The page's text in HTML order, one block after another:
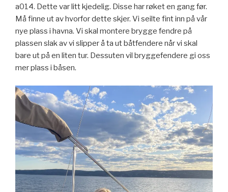
a014. Dette var litt kjedelig. Disse har røket en gang før.
Må finne ut av hvorfor dette skjer. Vi seilte fint inn på vår
nye plass i havna. Vi skal montere brygge fendre på
plassen slak av vi slipper å ta ut båtfendere når vi skal
bare ut på en liten tur. Dessuten vil bryggefendere gi oss
mer plass i båsen.